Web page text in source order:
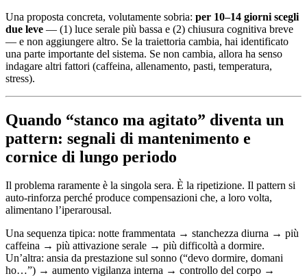
Una proposta concreta, volutamente sobria: per 10–14 giorni scegli
due leve — (1) luce serale più bassa e (2) chiusura cognitiva breve
— e non aggiungere altro. Se la traiettoria cambia, hai identificato
una parte importante del sistema. Se non cambia, allora ha senso
indagare altri fattori (caffeina, allenamento, pasti, temperatura,
stress).
Quando “stanco ma agitato” diventa un
pattern: segnali di mantenimento e
cornice di lungo periodo
Il problema raramente è la singola sera. È la ripetizione. Il pattern si
auto-rinforza perché produce compensazioni che, a loro volta,
alimentano l’iperarousal.
Una sequenza tipica: notte frammentata → stanchezza diurna → più
caffeina → più attivazione serale → più difficoltà a dormire.
Un’altra: ansia da prestazione sul sonno (“devo dormire, domani
ho…”) → aumento vigilanza interna → controllo del corpo →